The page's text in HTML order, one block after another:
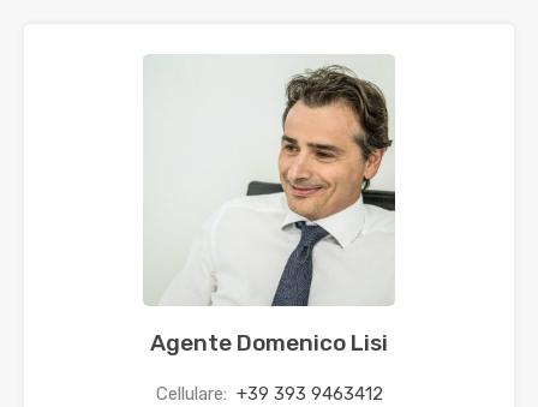
Agente Domenico Lisi
Cellulare: +39 393 9463412